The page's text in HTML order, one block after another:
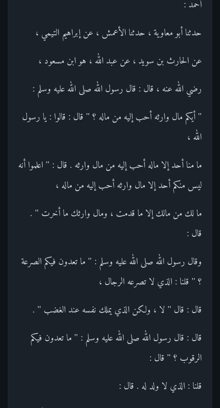
أحمد :
حدثنا أبو معاوية ، حدثنا الأعمش ، عن إبراهيم التيمي ،
عن الحارث بن سويد ، عن عبد الله ، هو ابن مسعود ،
رضي الله عنه ، قال : قال رسول الله صلى الله عليه وسلم :
" أيكم مال وارثه أحب إليه من ماله ؟ " قال : قالوا : يا رسول
الله ،
ما منا أحد إلا ماله أحب إليه من مال وارثه . قال : " اعلموا أنه
ليس منكم أحد إلا مال وارثه أحب إليه من ماله ،
ما لك من مالك إلا ما قدمت ، ومال وارثك ما أخرت " .
قال :
وقال رسول الله صلى الله عليه وسلم : " ما تعدون فيكم الصرعة
؟ " قلنا : الذي لا تصرعه الرجال ،
قال : قال " لا ، ولكن الذي يملك نفسه عند الغضب " .
قال : قال رسول الله صلى الله عليه وسلم : " ما تعدون فيكم
الرقوب ؟ " قال :
قلنا : الذي لا ولد له . قال :